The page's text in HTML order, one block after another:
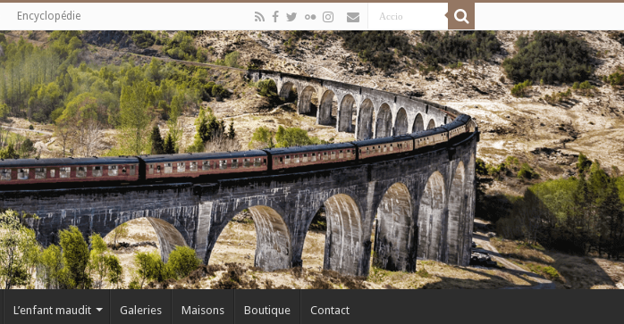
Encyclopédie
L’enfant maudit Galeries Maisons Boutique Contact